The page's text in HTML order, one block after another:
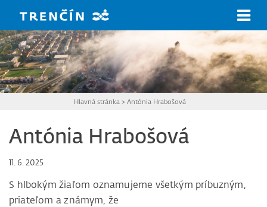
Hlavná stránka >Antónia Hrabošová
Antónia Hrabošová
11. 6. 2025
S hlbokým žiaľom oznamujeme všetkým príbuzným,
priateľom a známym, že